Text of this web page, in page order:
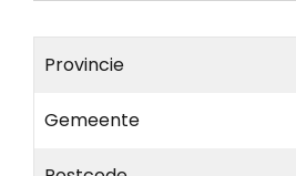
Provincie
Gemeente